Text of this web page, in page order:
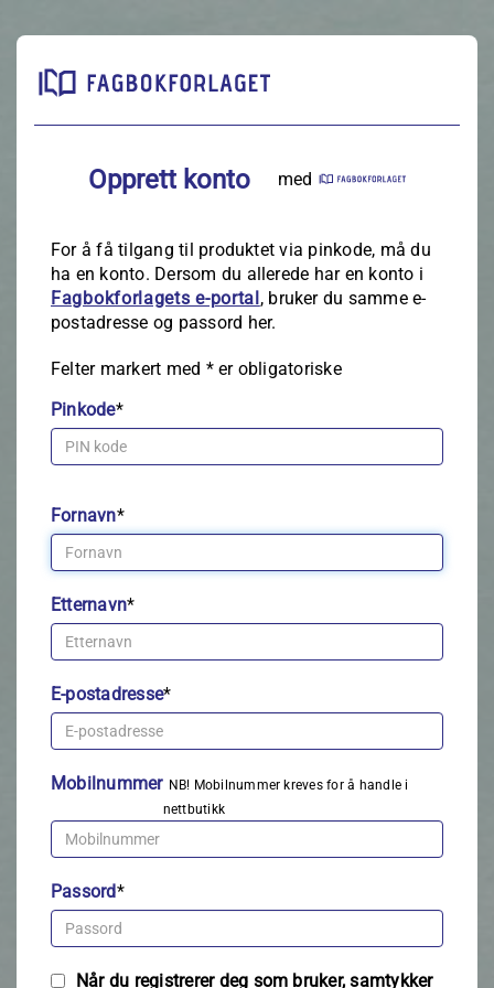
Opprett konto med
For å få tilgang til produktet via pinkode, må du
ha en konto. Dersom du allerede har en konto i
Fagbokforlagets e‑portal, bruker du samme e-
postadresse og passord her.
Felter markert med *er obligatoriske
Pinkode*
Fornavn*
Etternavn*
E-postadresse*
Mobilnummer NB! Mobilnummer kreves for å handle i
nettbutikk
Passord*
Når du registrerer deg som bruker, samtykker